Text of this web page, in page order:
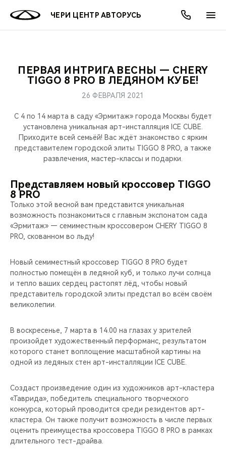
ЧЕРИ ЦЕНТР АВТОРУСЬ
МОДЕЛИ
КРОССОВЕРЫ
НОВИНКИ
ПОКУПАТЕЛЯМ
КРЕДИТ И СТРАХОВАНИЕ
ВЛАДЕЛЬЦАМ
ЗАПЧАСТИ И АКСЕССУАРЫ
ПОДДЕРЖКА
МИР CHERY
О БРЕНДЕ
CHERY В СОЦСЕТЯХ
БЛАГОТВОРИТЕЛЬНОСТЬ
CHERY REMOTE
НАШИ МЕРОПРИЯТИЯ
ВИДЕООБЗОРЫ
CHERY ДЛЯ ДЕТЕЙ
АКЦИИ
ОНЛАЙН СЕРВИСЫ
КРЕДИТ
О КОМПАНИИ
МЫ В СОЦСЕТЯХ
ПЕРВАЯ ИНТРИГА ВЕСНЫ — CHERY
TIGGO 8 PRO В ЛЕДЯНОМ КУБЕ!
26 ФЕВРАЛЯ 2021
С 4 по 14 марта в саду «Эрмитаж» города Москвы будет
установлена уникальная арт-инсталляция ICE CUBE.
Приходите всей семьёй! Вас ждёт знакомство с ярким
представителем городской элиты TIGGO 8 PRO, а также
развлечения, мастер-классы и подарки.
Представляем новый кроссовер TIGGO
8 PRO
Только этой весной вам представится уникальная
возможность познакомиться с главным экспонатом сада
«Эрмитаж» — семиместным кроссовером CHERY TIGGO 8
PRO, скованном во льду!
Новый семиместный кроссовер TIGGO 8 PRO будет
полностью помещён в ледяной куб, и только лучи солнца
и тепло ваших сердец растопят лёд, чтобы новый
представитель городской элиты предстал во всём своём
великолепии.
В воскресенье, 7 марта в 14.00 на глазах у зрителей
произойдет художественный перформанс, результатом
которого станет воплощение масштабной картины на
одной из ледяных стен арт-инсталляции ICE CUBE.
Создаст произведение один из художников арт-кластера
«Таврида», победитель специального творческого
конкурса, который проводится среди резидентов арт-
кластера. Он также получит возможность в числе первых
оценить преимущества кроссовера TIGGO 8 PRO в рамках
длительного тест-драйва.